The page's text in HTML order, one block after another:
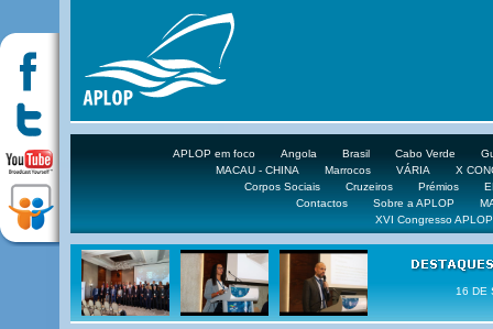
APLOP em foco Angola Brasil Cabo Verde
MACAU - CHINA
Marrocos VÁRIA
X
Corpos Sociais
Cruzeiros Prémios
Contactos
Sobre a APLOP
XVI Congresso APLOP
16 DE